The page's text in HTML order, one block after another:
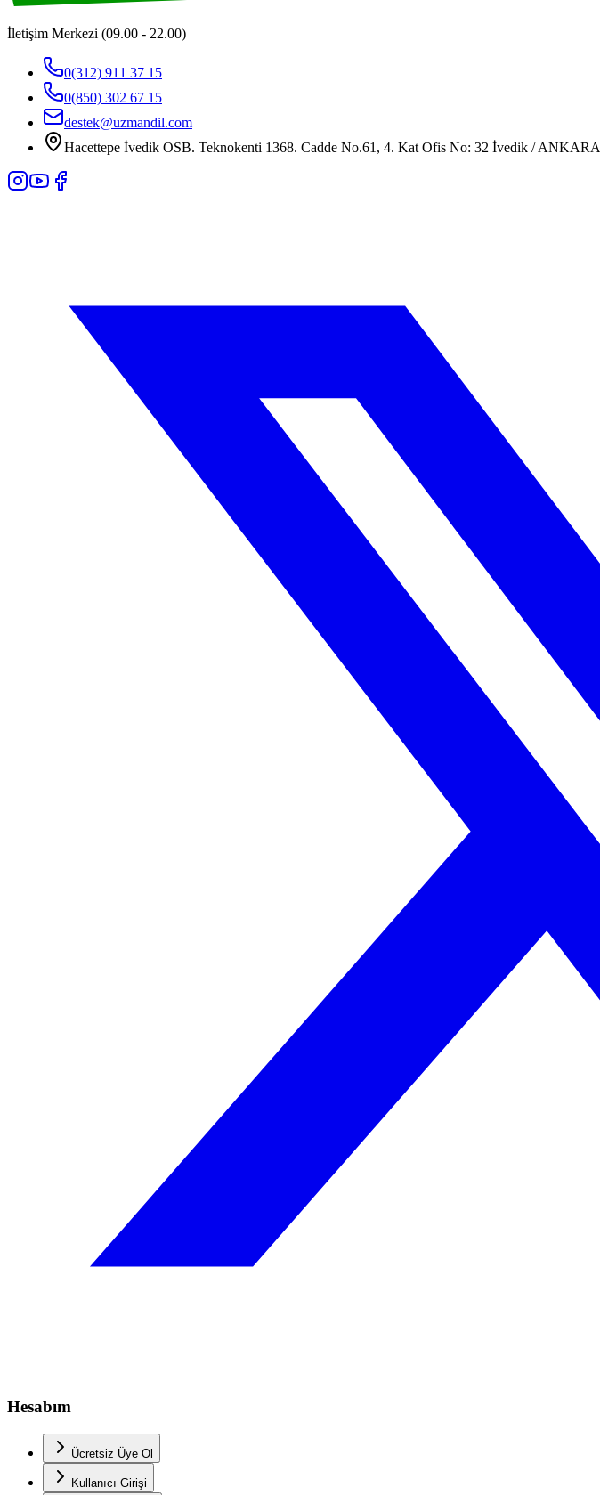
İletişim Merkezi (09.00 - 22.00)
0(312) 911 37 15
0(850) 302 67 15
destek@uzmandil.com
Hacettepe İvedik OSB. Teknokenti 1368. Cadde No.61, 4. Kat Ofis No: 32 İvedik / ANKARA
Hesabım
Ücretsiz Üye Ol
Kullanıcı Girişi